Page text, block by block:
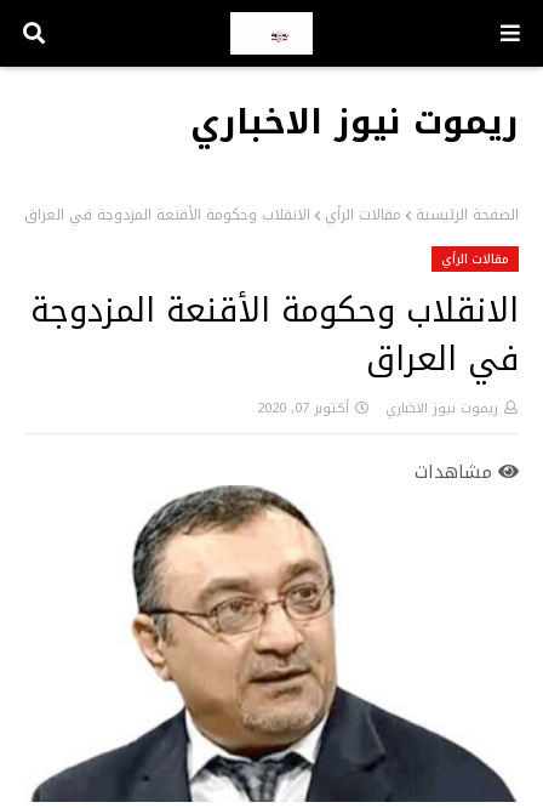
ريموت نيوز الاخباري
الصفحة الرئيسية مقالات الرأي الانقلاب وحكومة الأقنعة المزدوجة في العراق
مقالات الرأي
الانقلاب وحكومة الأقنعة المزدوجة
في العراق
ريموت نيوز الاخباري أكتوبر 07, 2020
مشاهدات